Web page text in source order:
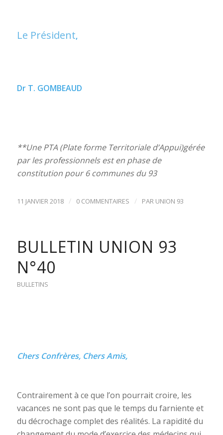
Le Président,
Dr T. GOMBEAUD
**Une PTA (Plate forme Territoriale d’Appui)gérée
par les professionnels est en phase de
constitution pour 6 communes du 93
11 JANVIER 2018 / 0 COMMENTAIRES / PAR UNION 93
BULLETIN UNION 93
N°40
BULLETINS
Chers Confrères, Chers Amis,
Contrairement à ce que l’on pourrait croire, les
vacances ne sont pas que le temps du farniente et
du décrochage complet des réalités. La rapidité du